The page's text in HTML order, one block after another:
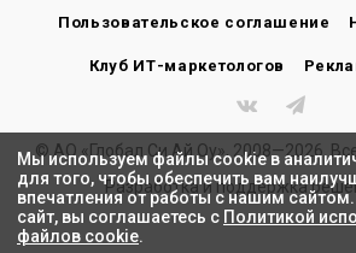
Пользовательское соглашение
Клуб ИТ-маркетологов
© АО «Глобал Си Ай Оу», 2008—2026.
Разработка и поддержка
Мы используем файлы cookie в
для того, чтобы обеспечить вам
впечатления от работы с нашим
сайт, вы соглашаетесь с Политикой
файлов cookie.